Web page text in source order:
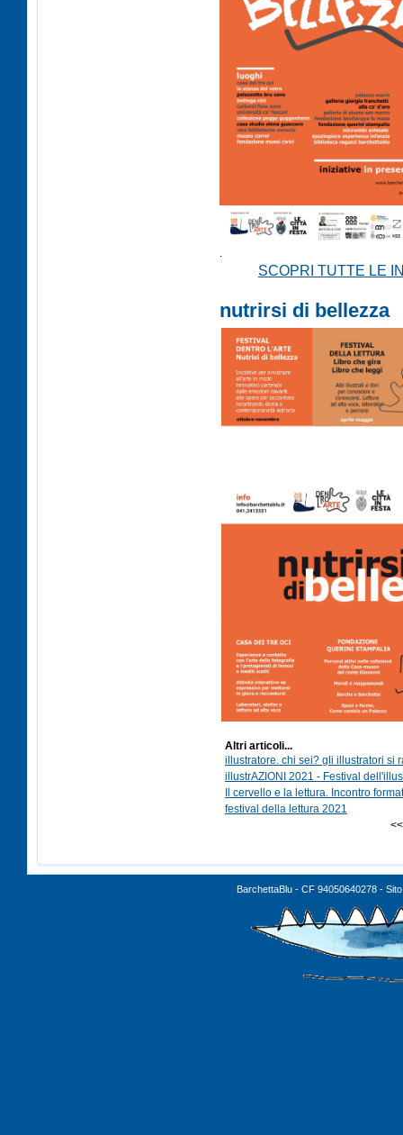
.
SCOPRI TUTTE LE
nutrirsi di bellezza
Altri articoli...
illustratore. chi sei? gli illustratori si
illustrAZIONI 2021 - Festival
Il cervello e la lettura. Incontro
festival della lettura 2021
BarchettaBlu - CF 94050640278 -